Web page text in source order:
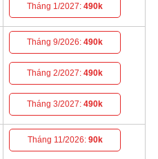
Tháng 1/2027:490k
Tháng 9/2026:490k
Tháng 2/2027:490k
Tháng 3/2027:490k
Tháng 11/2026: 90k